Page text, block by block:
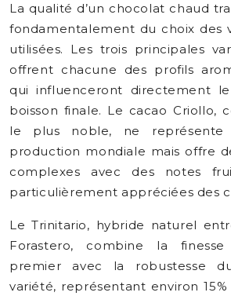
La qualité d’un chocolat chaud
fondamentalement du choix des
utilisées. Les trois principales
offrent chacune des profils
qui influenceront directement
boisson finale. Le cacao Criollo,
le plus noble, ne
production mondiale mais offre
complexes avec des notes
particulièrement appréciées des
Le Trinitario, hybride naturel
Forastero, combine la
premier avec la robustesse
variété, représentant environ